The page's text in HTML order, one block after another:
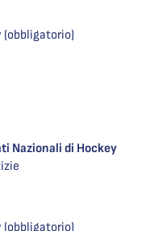
Nazionali di Hockey